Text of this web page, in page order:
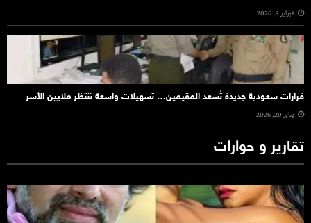
فبراير 8, 2026
قرارات سعودية جديدة تُسعد المقيمين… تسهيلات واسعة تنتظر ملايين الأسر
يناير 20, 2026
تقارير و حوارات